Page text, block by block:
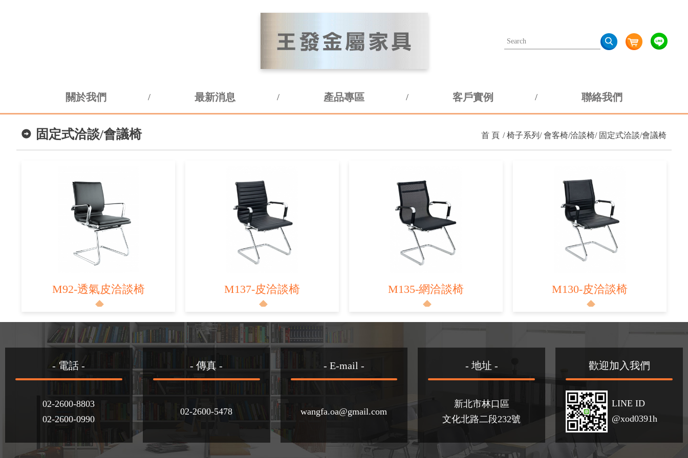
關於我們 最新消息 產品專區 客戶實例 聯絡我們
固定式洽談/會議椅 首 頁 椅子系列 會客椅/洽談椅 固定式洽談/會議椅
M92-透氣皮洽談椅 M137-皮洽談椅 M135-網洽談椅 M130-皮洽談椅
- 電話 -
02-2600-8803
02-2600-0990
- 傳真 -
02-2600-5478
- E-mail -
wangfa.oa@gmail.com
- 地址 -
新北市林口區
文化北路二段232號
歡迎加入我們
LINE ID
@xod0391h